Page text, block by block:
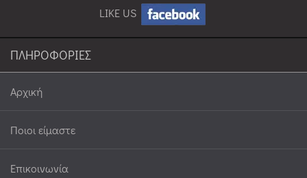
LIKE US
ΠΛΗΡΟΦΟΡΙΕΣ
Αρχική
Ποιοι είμαστε
Επικοινωνία